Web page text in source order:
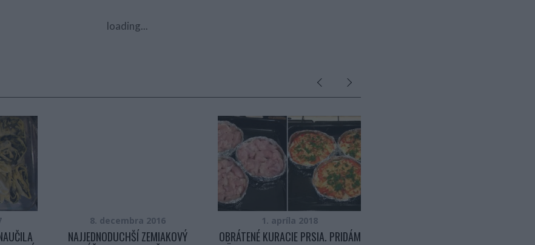
loading...
8. decembra 2016
NAJJEDNODUCHŠÍ ZEMIAKOVÝ
1. apríla 2018
OBRÁTENÉ KURACIE PRSIA. PRIDÁM